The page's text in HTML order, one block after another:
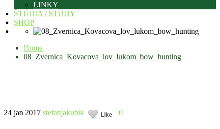
LINKY
ŠTÚDIA / STUDY
SHOP
Home
08_Zvernica_Kovacova_lov_lukom_bow_hunting
24 jan 2017 stefanjakubik Like 0